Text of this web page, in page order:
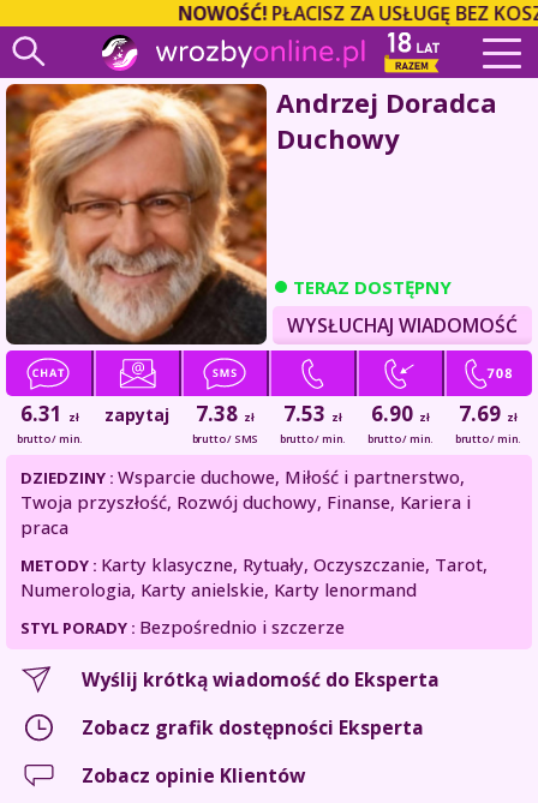
NOWOŚĆ!PŁACISZ ZA USŁUGĘ BEZ
Andrzej Doradca
Duchowy
TERAZ DOSTĘPNY
WYSŁUCHAJ WIADOMOŚĆ
6.31
zł
brutto / min.
zapytaj 7.38 zł
brutto / SMS
7.53 zł
brutto / min.
6.90 zł
brutto / min.
7.69 zł
brutto / min.
DZIEDZINY : Wsparcie duchowe, Miłość i partnerstwo,
Twoja przyszłość, Rozwój duchowy, Finanse, Kariera i
praca
METODY : Karty klasyczne, Rytuały, Oczyszczanie, Tarot,
Numerologia, Karty anielskie, Karty lenormand
STYL PORADY : Bezpośrednio i szczerze
Wyślij krótką wiadomość do Eksperta
Zobacz grafik dostępności Eksperta
Zobacz opinie Klientów